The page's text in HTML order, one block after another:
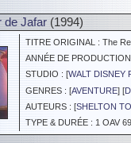
de Jafar (1994)
TITRE ORIGINAL : The
ANNÉE DE
STUDIO : [WALT DISNEY
GENRES : [AVENTURE] [
AUTEURS : [SHELTON
TYPE & DURÉE : 1 OAV